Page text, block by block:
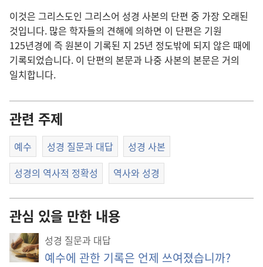
이것은 그리스도인 그리스어 성경 사본의 단편 중 가장 오래된
것입니다. 많은 학자들의 견해에 의하면 이 단편은 기원
125년경에 즉 원본이 기록된 지 25년 정도밖에 되지 않은 때에
기록되었습니다. 이 단편의 본문과 나중 사본의 본문은 거의
일치합니다.
관련 주제
예수 성경 질문과 대답
성경 사본
성경의 역사적 정확성
역사와 성경
관심 있을 만한 내용
성경 질문과 대답
예수에 관한 기록은 언제 쓰여졌습니까?